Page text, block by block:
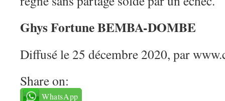
Ghys Fortune BEMBA-DOMBE
Diffusé le 25 décembre 2020, par
Share on:
WhatsApp